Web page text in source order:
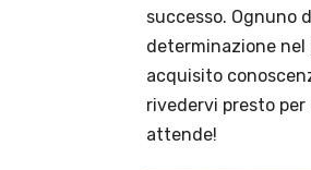
successo. Ognuno
determinazione
acquisito
rivedervi presto
attende!